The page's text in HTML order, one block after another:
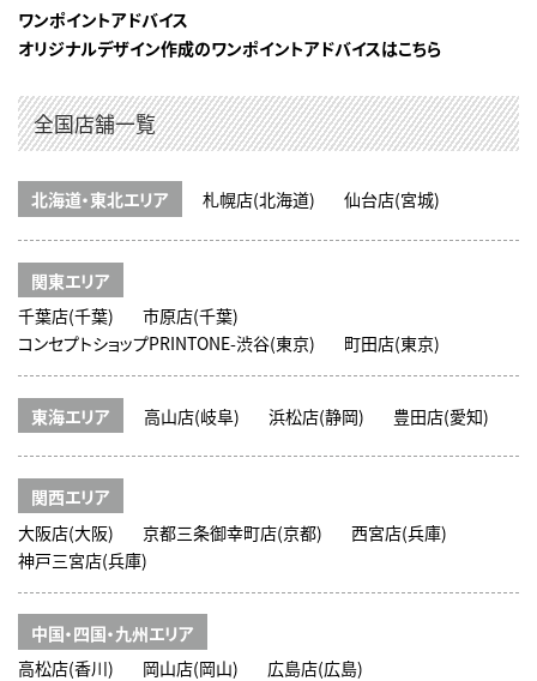
ワンポイントアドバイス
オリジナルデザイン作成のワンポイントアドバイスはこちら
全国店舗一覧
北海道・東北エリア 札幌店(北海道) 仙台店(宮城)
関東エリア
千葉店(千葉)
市原店(千葉)
コンセプトショップPRINTONE-渋谷(東京)
町田店(東京)
東海エリア 高山店(岐阜) 浜松店(静岡) 豊田店(愛知)
関西エリア
大阪店(大阪)
京都三条御幸町店(京都)
西宮店(兵庫)
神戸三宮店(兵庫)
中国・四国・九州エリア
高松店(香川)
岡山店(岡山)
広島店(広島)